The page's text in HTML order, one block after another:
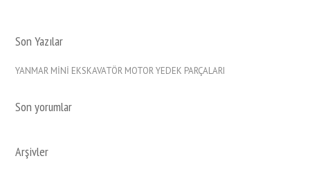
Son Yazılar
YANMAR MİNİ EKSKAVATÖR MOTOR YEDEK PARÇALARI
Son yorumlar
Arşivler